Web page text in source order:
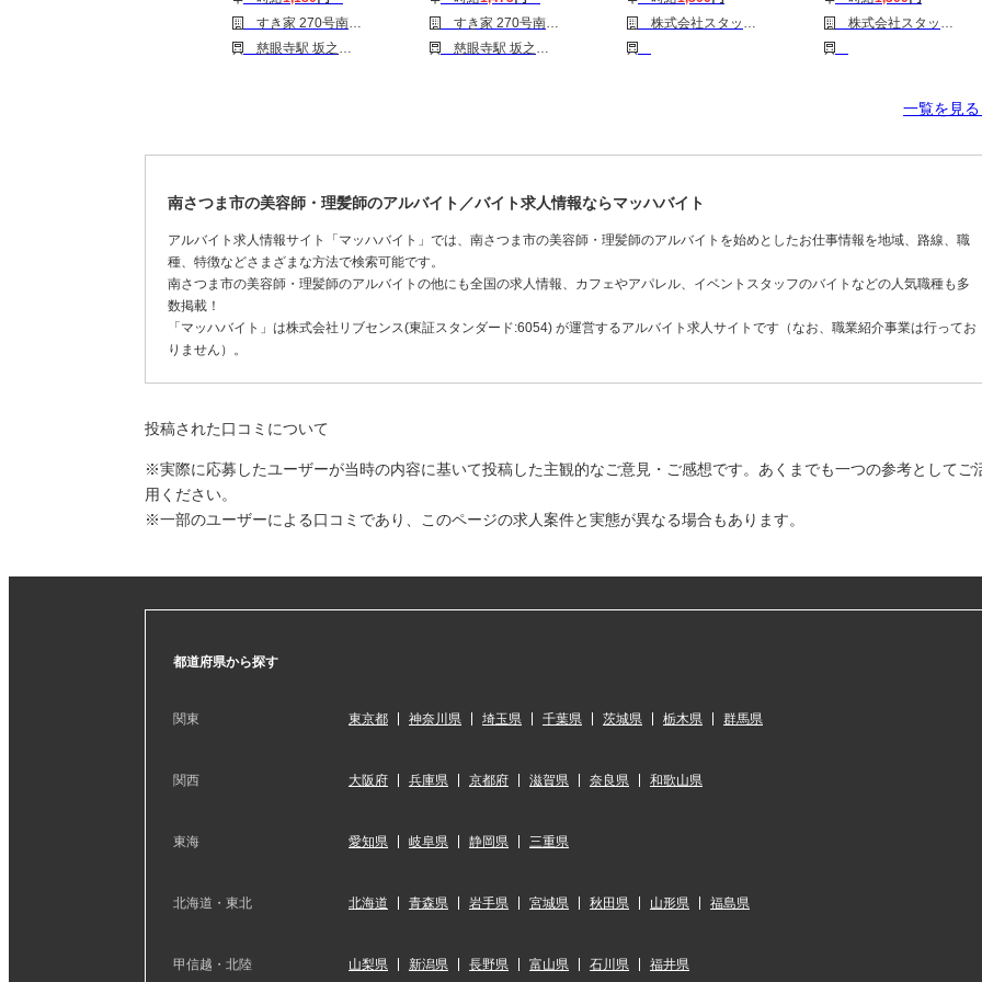
すき家 270号南さつま店
慈眼寺駅 坂之上駅 五位野駅 平川駅 瀬々串駅 谷山(ＪＲ)駅 宇宿駅 鹿児島中央駅 伊集院駅
すき家 270号南さつま店3
慈眼寺駅 坂之上駅 五位野駅 平川駅 瀬々串駅 谷山(ＪＲ)駅 宇宿駅 鹿児島中央駅 伊集院駅
株式会社スタッフサービス/H10422618
株式会社スタッフサービス/H10407558
一覧を見る
南さつま市の美容師・理髪師のアルバイト／バイト求人情報ならマッハバイト
アルバイト求人情報サイト「マッハバイト」では、南さつま市の美容師・理髪師のアルバイトを始めとしたお仕事情報を地域、路線、職
種、特徴などさまざまな方法で検索可能です。
南さつま市の美容師・理髪師のアルバイトの他にも全国の求人情報、カフェやアパレル、イベントスタッフのバイトなどの人気職種も多
数掲載！
「マッハバイト」は株式会社リブセンス(東証スタンダード:6054) が運営するアルバイト求人サイトです（なお、職業紹介事業は行ってお
りません）。
投稿された口コミについて
※実際に応募したユーザーが当時の内容に基いて投稿した主観的なご意見・ご感想です。あくまでも一つの参考としてご
用ください。
※一部のユーザーによる口コミであり、このページの求人案件と実態が異なる場合もあります。
都道府県から探す
関東 東京都 神奈川県 埼玉県 千葉県 茨城県 栃木県 群馬県
関西 大阪府 兵庫県 京都府 滋賀県 奈良県 和歌山県
東海 愛知県 岐阜県 静岡県 三重県
北海道・東北 北海道 青森県 岩手県 宮城県 秋田県 山形県 福島県
甲信越・北陸 山梨県 新潟県 長野県 富山県 石川県 福井県